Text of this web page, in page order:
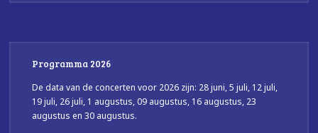
Programma 2026
De data van de concerten voor 2026 zijn: 28 juni, 5 juli, 12 juli,
19 juli, 26 juli, 1 augustus, 09 augustus, 16 augustus, 23
augustus en 30 augustus.